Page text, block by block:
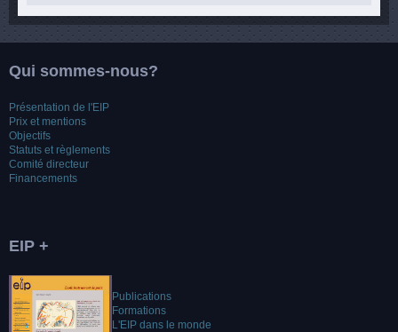
Qui sommes-nous?
Présentation de l'EIP
Prix et mentions
Objectifs
Statuts et règlements
Comité directeur
Financements
EIP +
Publications
Formations
L'EIP dans le monde